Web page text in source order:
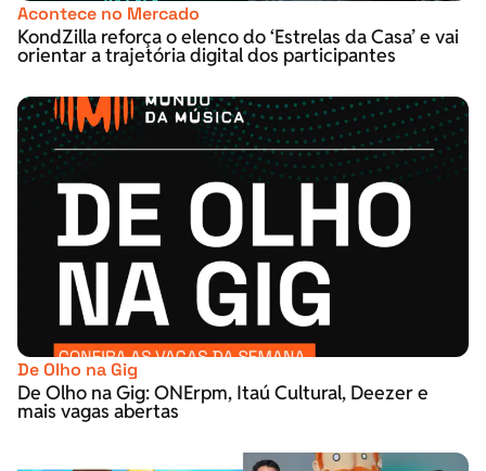
Acontece no Mercado
KondZilla reforça o elenco do ‘Estrelas da Casa’ e vai
orientar a trajetória digital dos participantes
De Olho na Gig
De Olho na Gig: ONErpm, Itaú Cultural, Deezer e
mais vagas abertas